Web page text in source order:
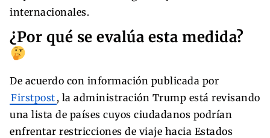
internacionales.
¿Por qué se evalúa esta medida?
De acuerdo con información publicada por
Firstpost , la administración Trump está revisando
una lista de países cuyos ciudadanos podrían
enfrentar restricciones de viaje hacia Estados